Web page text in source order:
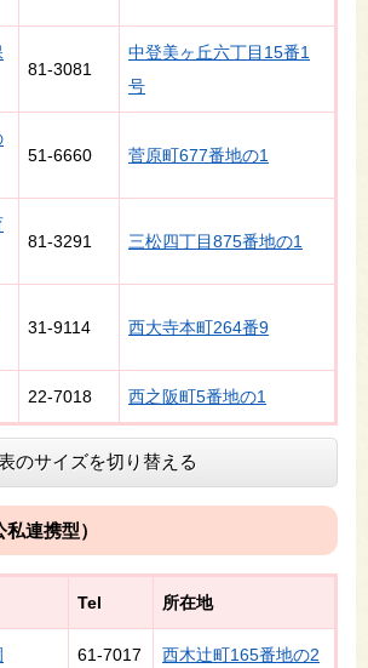
81-3081
中登美ヶ丘六丁目15番1
号
51-6660 菅原町677番地の1
81-3291 三松四丁目875番地の1
31-9114 西大寺本町264番9
22-7018 西之阪町5番地の1
のサイズを切り替える
連携型）
Tel 所在地
61-7017 西木辻町165番地の2